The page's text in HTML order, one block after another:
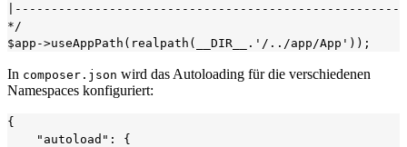
*/
In composer.json wird das Autoloading für die verschiedenen
Namespaces konfiguriert:
{
    "autoload": {